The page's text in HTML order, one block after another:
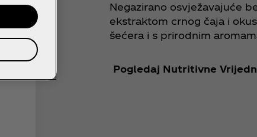
Negazirano osvježavajuće
ekstraktom crnog čaja i
šećera i s prirodnim
Pogledaj Nutritivne